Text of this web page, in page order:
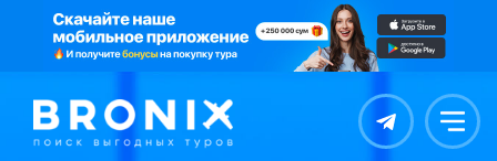
Контакты Меню